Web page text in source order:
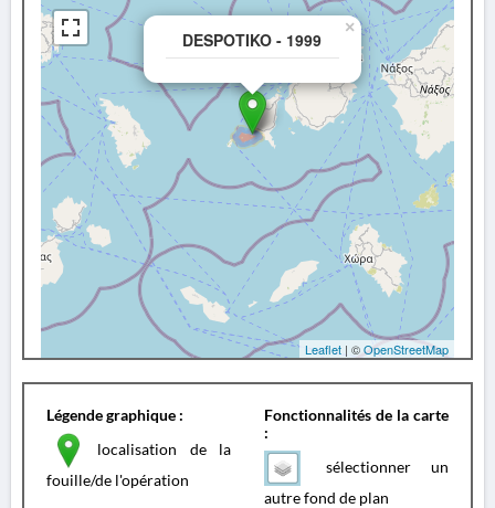
DESPOTIKO - 1999
×
Leaflet | ©OpenStreetMap
Légende graphique :
localisation de la
fouille/de l'opération
Fonctionnalités de la carte
:
sélectionner un
autre fond de plan